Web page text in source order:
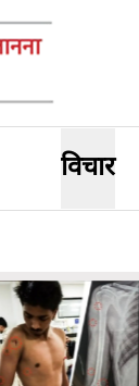
विचार